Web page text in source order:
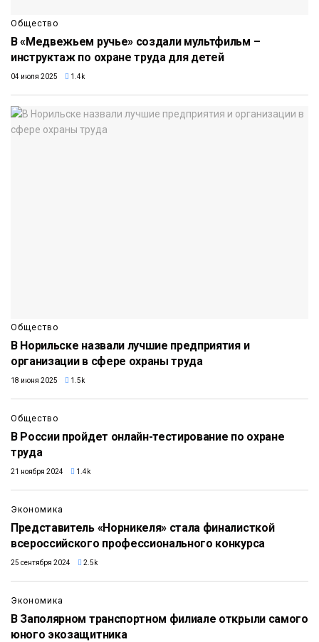
Общество
В «Медвежьем ручье» создали мультфильм –
инструктаж по охране труда для детей
04 июля 2025 1.4k
Общество
В Норильске назвали лучшие предприятия и
организации в сфере охраны труда
18 июня 2025 1.5k
Общество
В России пройдет онлайн-тестирование по охране
труда
21 ноября 2024 1.4k
Экономика
Представитель «Норникеля» стала финалисткой
всероссийского профессионального конкурса
25 сентября 2024 2.5k
Экономика
В Заполярном транспортном филиале открыли самого
юного экозащитника